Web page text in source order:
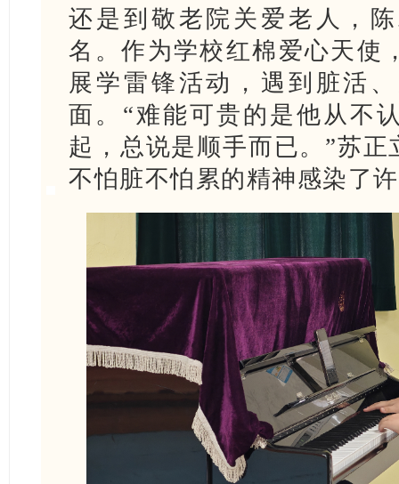
还是到敬老院关爱老人，
名。作为学校红棉爱心天使
展学雷锋活动，遇到脏活
面。“难能可贵的是他从不
起，总说是顺手而已。”苏
不怕脏不怕累的精神感染了